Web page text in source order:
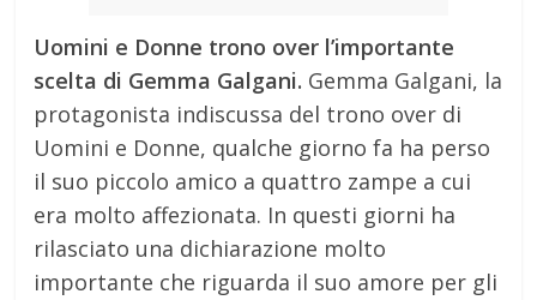
Uomini e Donne trono over l’importante
scelta di Gemma Galgani. Gemma Galgani, la
protagonista indiscussa del trono over di
Uomini e Donne, qualche giorno fa ha perso
il suo piccolo amico a quattro zampe a cui
era molto affezionata. In questi giorni ha
rilasciato una dichiarazione molto
importante che riguarda il suo amore per gli